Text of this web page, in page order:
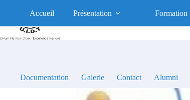
Accueil Présentation Formation
Documentation Galerie Contact Alumni